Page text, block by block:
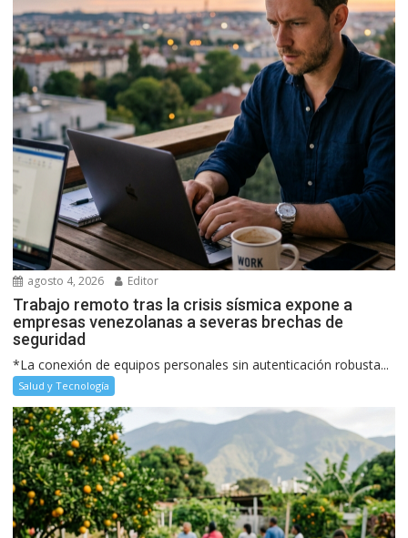
agosto 4, 2026 Editor
Trabajo remoto tras la crisis sísmica expone a
empresas venezolanas a severas brechas de
seguridad
*La conexión de equipos personales sin autenticación robusta...
Salud y Tecnología